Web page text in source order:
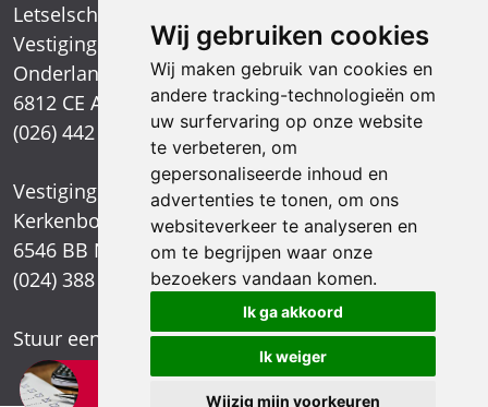
Wij gebruiken cookies
Wij maken gebruik van cookies en
andere tracking-technologieën om
uw surfervaring op onze website
te verbeteren, om
gepersonaliseerde inhoud en
advertenties te tonen, om ons
websiteverkeer te analyseren en
om te begrijpen waar onze
bezoekers vandaan komen.
Ik ga akkoord
Ik weiger
Wijzig mijn voorkeuren
×
Letselschadespecialist
Vestiging Arnhem
Onderlangs 1
6812 CE Arnhem
(026) 442 39 13
Vestiging Nijmegen
Kerkenbos 1021
6546 BB Nijmegen
(024) 388 66 80
Stuur een e-mail